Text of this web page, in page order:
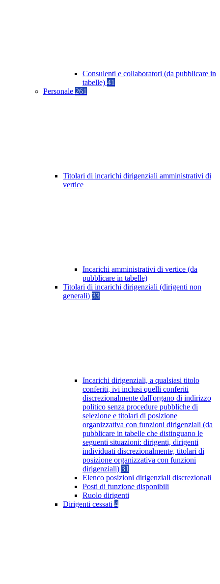
Consulenti e collaboratori (da pubblicare in
tabelle) 41
Personale 261
Titolari di incarichi dirigenziali amministrativi di
vertice
Incarichi amministrativi di vertice (da
pubblicare in tabelle)
Titolari di incarichi dirigenziali (dirigenti non
generali) 33
Incarichi dirigenziali, a qualsiasi titolo
conferiti, ivi inclusi quelli conferiti
discrezionalmente dall'organo di indirizzo
politico senza procedure pubbliche di
selezione e titolari di posizione
organizzativa con funzioni dirigenziali (da
pubblicare in tabelle che distinguano le
seguenti situazioni: dirigenti, dirigenti
individuati discrezionalmente, titolari di
posizione organizzativa con funzioni
dirigenziali) 31
Elenco posizioni dirigenziali discrezionali
Posti di funzione disponibili
Ruolo dirigenti
Dirigenti cessati 4